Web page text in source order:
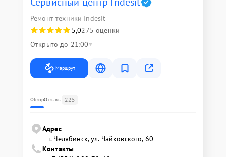
Ремонт техники Indesit
5,0275 оценки
Открыто до 21:00
Маршрут
ОбзорОтзывы 225
Адрес
г. Челябинск, ул. Чайковского, 60
Контакты